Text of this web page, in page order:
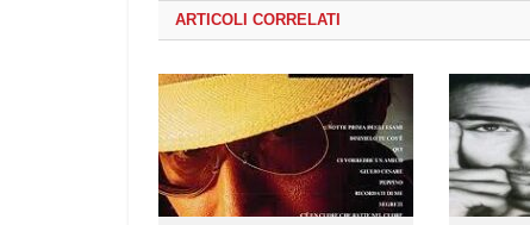
ARTICOLI CORRELATI